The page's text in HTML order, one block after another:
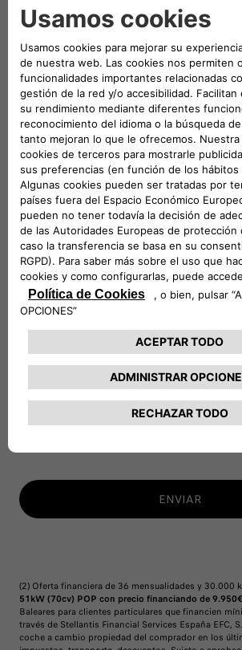
Consentimientos
Habiendo leído y comprendido esta
PrivacidadAviso de Privacidad*
de mis Datos para los siguientes fines:
Consiento
No Consiento
Manténgase en contacto
Consiento
No Consiento
Consiga mejores ofertas
Consiento
No Consiento
Únase a nuestros socios
ENVIAR
(2) Oferta financiera de 36 mensualidades y 30.000
51kW (70cv) POP con precio financiando de
Baleares para clientes particulares que financien
través de Stellantis Financial Services España EFC,
coche a cambio propiedad del comprador en los